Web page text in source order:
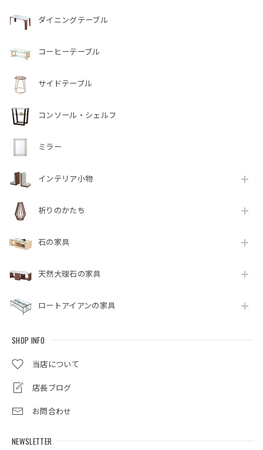
ダイニングテーブル
コーヒーテーブル
サイドテーブル
コンソール・シェルフ
ミラー
インテリア小物
祈りのかたち
石の家具
天然大理石の家具
ロートアイアンの家具
SHOP INFO
当店について
店長ブログ
お問合わせ
NEWSLETTER